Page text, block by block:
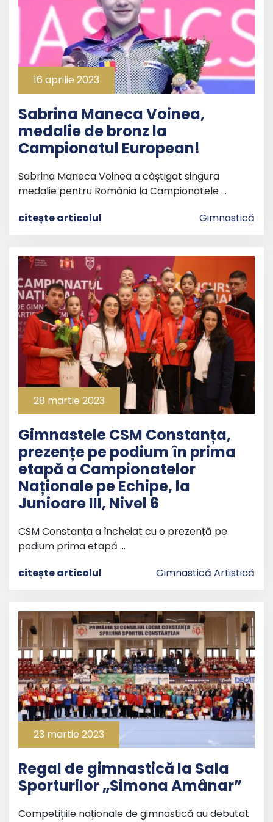
16 aprilie 2023
Sabrina Maneca Voinea,
medalie de bronz la
Campionatul European!
Sabrina Maneca Voinea a câștigat singura
medalie pentru România la Campionatele …
citește articolul
Gimnastică
28 martie 2023
Gimnastele CSM Constanța,
prezențe pe podium în prima
etapă a Campionatelor
Naționale pe Echipe, la
Junioare III, Nivel 6
CSM Constanța a încheiat cu o prezență pe
podium prima etapă …
citește articolul
Gimnastică Artistică
23 martie 2023
Regal de gimnastică la Sala
Sporturilor „Simona Amânar”
Competițiile naționale de gimnastică au debutat